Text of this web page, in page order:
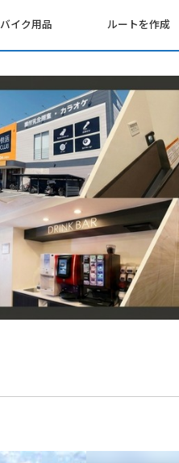
バイク用品 ルートを作成